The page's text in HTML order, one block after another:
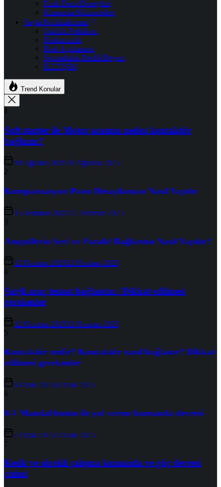
Fizik Dersi Deneyleri
Kumanda Malzemeleri
Sayfa Politikalarımız
Gizlilik Politikası
Hakkımızda
Risk Açıklaması
Sorumluluk Reddi Beyanı
İLETİŞİM
Trend Konular
1
Soft starter ile Motor arasına neden kontaktör
bağlanır?
10 Ağustos 202510 Ağustos 2025
2
Kompanzasyon Pano Hesaplaması Nasıl Yapılır
15 Temmuz 202515 Temmuz 2025
3
Ampullerin Seri ve Paralel Bağlantısı Nasıl Yapılır?
12 Haziran 202512 Haziran 2025
4
Şarjlı araç tesisat bağlantısı / Dikkat edilmesi
gerekenler
12 Haziran 202512 Haziran 2025
5
Kontaktör nedir? Kontaktör nasıl bağlanır? Dikkat
edilmesi gerekenler
6 Ocak 20256 Ocak 2025
6
0-1 Mandal buton ile yol verme kumanda devresi
4 Ocak 20254 Ocak 2025
7
Kesik ve sürekli çalışma kumanda ve güç devresi
çizimi